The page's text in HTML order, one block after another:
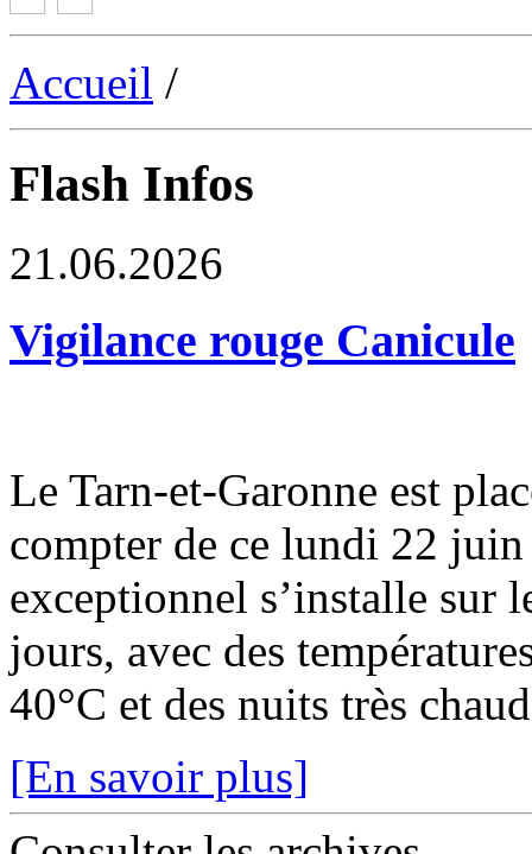
Accueil /
Flash Infos
21.06.2026
Vigilance rouge Canicule
Le Tarn-et-Garonne est
compter de ce lundi 22
exceptionnel s’installe sur
jours, avec des
40°C et des nuits très
[En savoir plus]